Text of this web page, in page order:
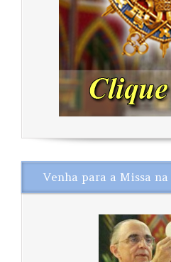
Venha para a Missa